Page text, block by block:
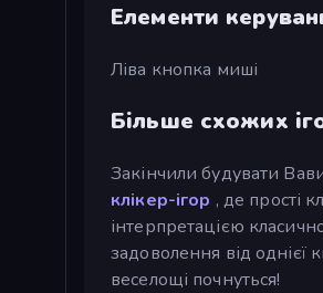
Елементи
Ліва кнопка миші
Більше схожих
Закінчили будувати
клікер-ігор , де прості
інтерпретацією
задоволення від однієї
веселощі почнуться!